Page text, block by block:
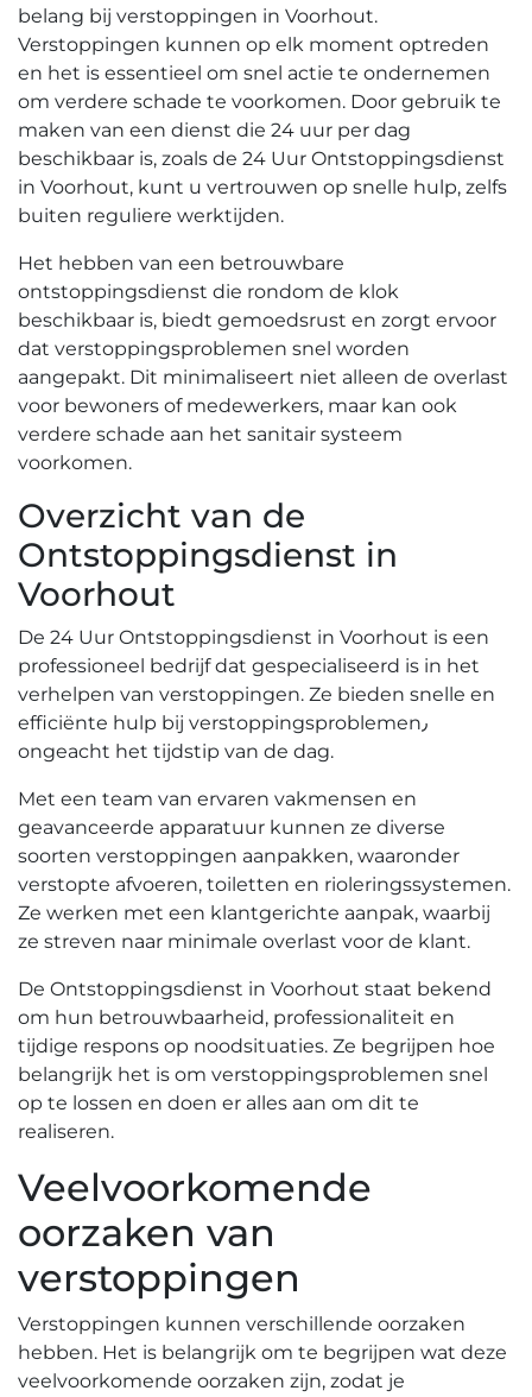
belang bij verstoppingen in Voorhout.​
Verstoppingen kunnen op elk moment optreden
en het is essentieel om snel actie te ondernemen
om verdere schade te voorkomen.​ Door gebruik te
maken van een dienst die 24 uur per dag
beschikbaar is, zoals de 24 Uur Ontstoppingsdienst
in Voorhout, kunt u vertrouwen op snelle hulp, zelfs
buiten reguliere werktijden.​
Het hebben van een betrouwbare
ontstoppingsdienst die rondom de klok
beschikbaar is, biedt gemoedsrust en zorgt ervoor
dat verstoppingsproblemen snel worden
aangepakt.​ Dit minimaliseert niet alleen de overlast
voor bewoners of medewerkers, maar kan ook
verdere schade aan het sanitair systeem
voorkomen.​
Overzicht van de
Ontstoppingsdienst in
Voorhout
De 24 Uur Ontstoppingsdienst in Voorhout is een
professioneel bedrijf dat gespecialiseerd is in het
verhelpen van verstoppingen.​ Ze bieden snelle en
efficiënte hulp bij verstoppingsproblemen٫
ongeacht het tijdstip van de dag.​
Met een team van ervaren vakmensen en
geavanceerde apparatuur kunnen ze diverse
soorten verstoppingen aanpakken, waaronder
verstopte afvoeren, toiletten en rioleringssystemen.​
Ze werken met een klantgerichte aanpak, waarbij
ze streven naar minimale overlast voor de klant.​
De Ontstoppingsdienst in Voorhout staat bekend
om hun betrouwbaarheid, professionaliteit en
tijdige respons op noodsituaties.​ Ze begrijpen hoe
belangrijk het is om verstoppingsproblemen snel
op te lossen en doen er alles aan om dit te
realiseren.​
Veelvoorkomende
oorzaken van
verstoppingen
Verstoppingen kunnen verschillende oorzaken
hebben.​ Het is belangrijk om te begrijpen wat deze
veelvoorkomende oorzaken zijn, zodat je